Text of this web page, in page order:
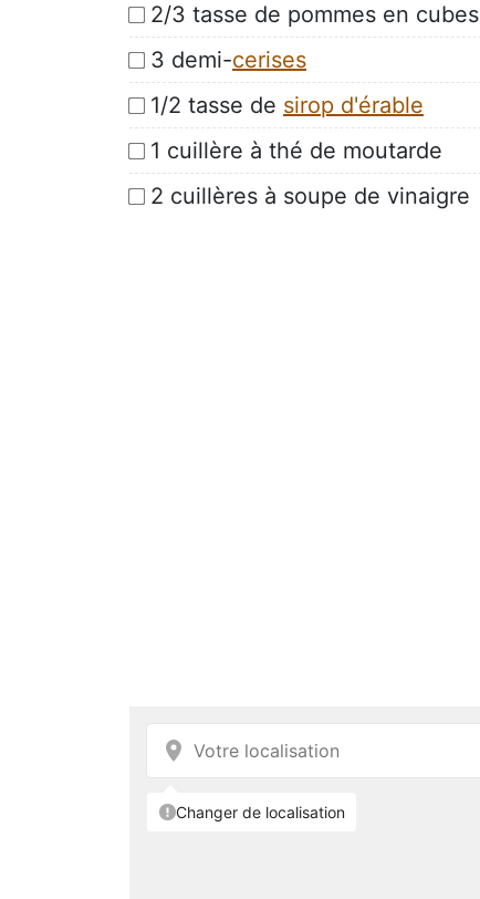
2/3 tasse de pommes en cubes
3 demi-cerises
1/2 tasse de sirop d'érable
1 cuillère à thé de moutarde
2 cuillères à soupe de vinaigre